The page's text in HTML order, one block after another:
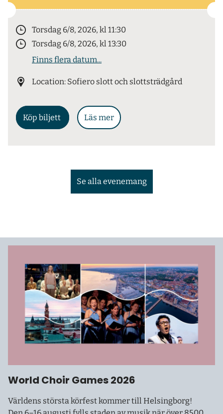
Torsdag 6/8, 2026, kl 11:30
Torsdag 6/8, 2026, kl 13:30
Finns flera datum...
Location: Sofiero slott och slottsträdgård
Köp biljett Läs mer
Se alla evenemang
World Choir Games 2026
Världens största körfest kommer till Helsingborg!